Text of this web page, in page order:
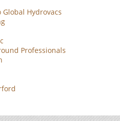
Global Hydrovacs
Professionals